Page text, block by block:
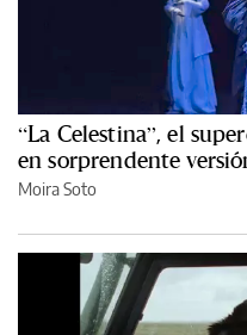
“La Celestina”, el
en sorprendente
Moira Soto